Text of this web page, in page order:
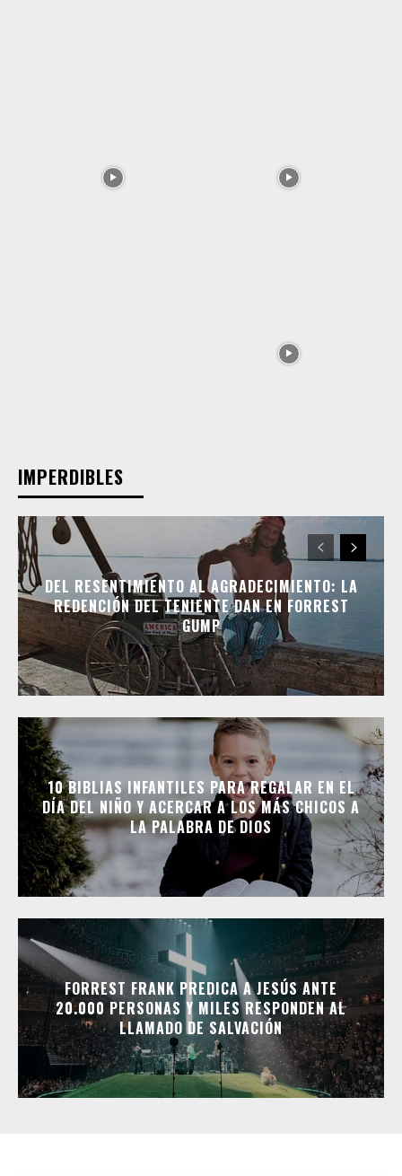
IMPERDIBLES
DEL RESENTIMIENTO AL AGRADECIMIENTO: LA
REDENCIÓN DEL TENIENTE DAN EN FORREST
GUMP
10 BIBLIAS INFANTILES PARA REGALAR EN EL
DÍA DEL NIÑO Y ACERCAR A LOS MÁS CHICOS A
LA PALABRA DE DIOS
FORREST FRANK PREDICA A JESÚS ANTE
20.000 PERSONAS Y MILES RESPONDEN AL
LLAMADO DE SALVACIÓN